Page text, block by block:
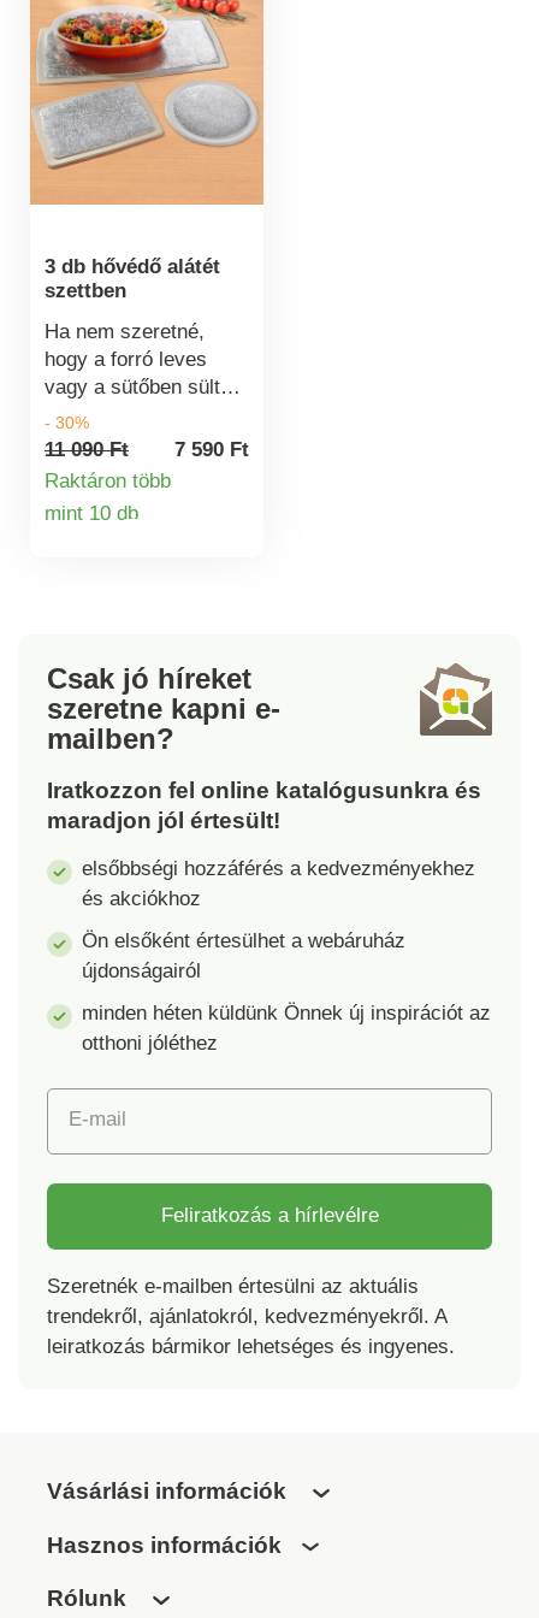
3 db hővédő alátét
szettben
Ha nem szeretné,
hogy a forró leves
vagy a sütőben sült
ragu kárt tegyen a
gyönyörű faasztalban
vagy a terítőben,
ezeket az alátéteket -
- 30%
11 090 Ft
7 590 Ft
Raktáron több
mint 10 dbTermékinformációk
Csak jó híreket
szeretne kapni e-
mailben?
Iratkozzon fel online katalógusunkra és
maradjon jól értesült!
elsőbbségi hozzáférés a kedvezményekhez
és akciókhoz
Ön elsőként értesülhet a webáruház
újdonságairól
minden héten küldünk Önnek új inspirációt az
otthoni jóléthez
E-mail
Feliratkozás a hírlevélre
Szeretnék e-mailben értesülni az aktuális
trendekről, ajánlatokról, kedvezményekről. A
leiratkozás bármikor lehetséges és ingyenes.
Vásárlási információk
Hasznos információk
Rólunk